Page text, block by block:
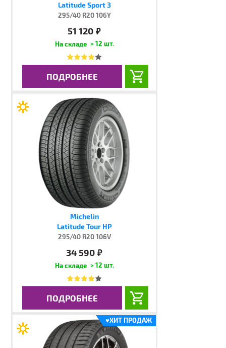
Latitude Sport 3
295/40 R20 106Y
51 120 руб.
> 12 шт.
ПОДРОБНЕЕ
Michelin
Latitude Tour HP
295/40 R20 106V
34 590 руб.
> 12 шт.
ПОДРОБНЕЕ
♥ХИТ ПРОДАЖ